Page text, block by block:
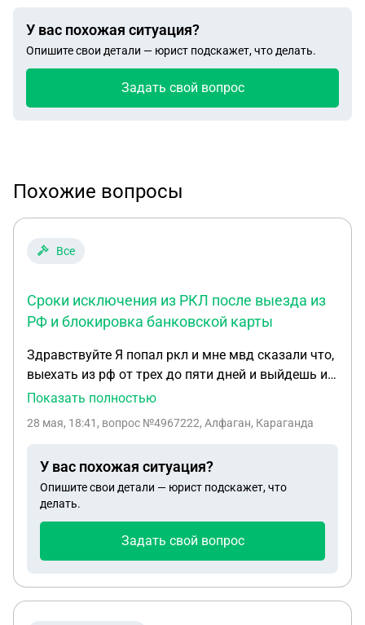
У вас похожая ситуация?
Опишите свои детали — юрист подскажет, что делать.
Задать свой вопрос
Похожие вопросы
Все
Сроки исключения из РКЛ после выезда из
РФ и блокировка банковской карты
Здравствуйте Я попал ркл и мне мвд сказали что,
выехать из рф от трех до пяти дней и выйдешь из
ркл. Я уже пТый день назожусь и еще не вышел из
заблокирован сберкарта и ничего не могу делать
Показать полностью
28 мая, 18:41 , вопрос №4967222, Алфаган, Караганда
У вас похожая ситуация?
Опишите свои детали — юрист подскажет, что
делать.
Задать свой вопрос